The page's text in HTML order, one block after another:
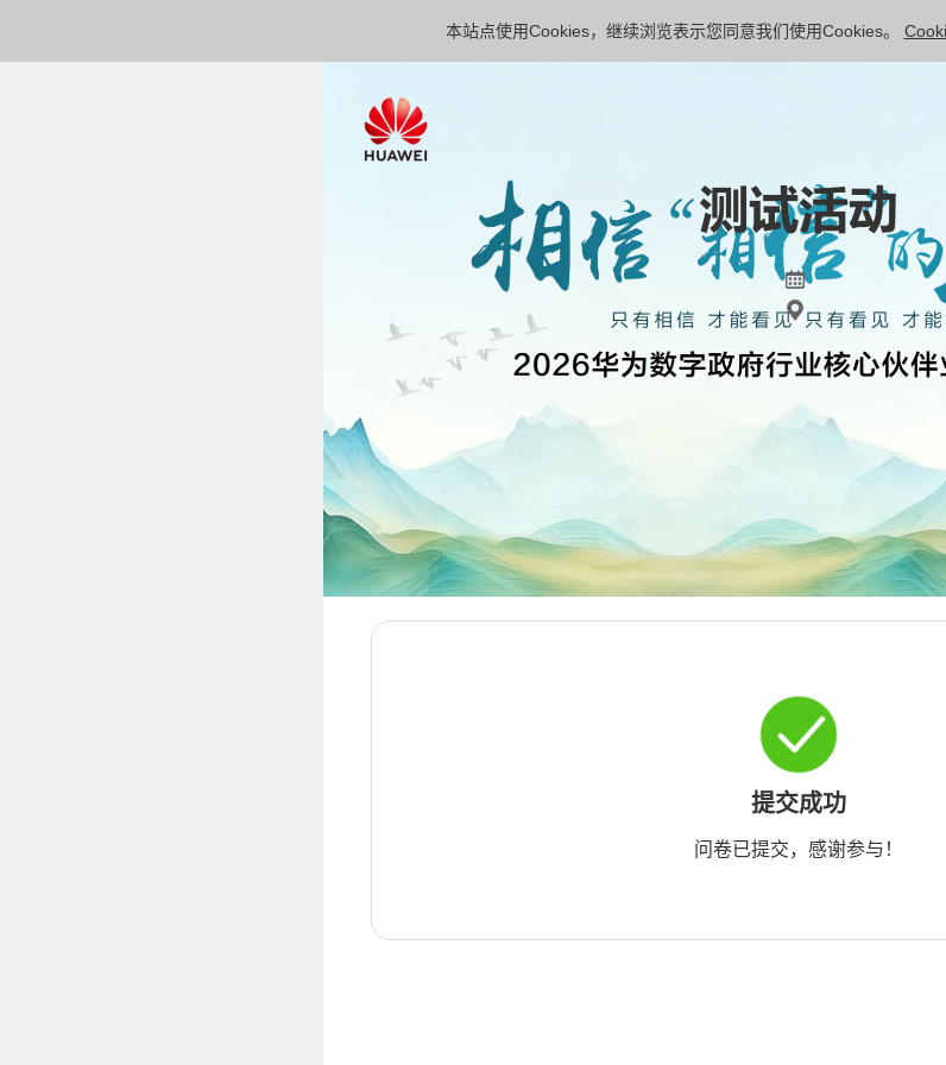
本站点使用Cookies，继续浏览表示您同意我们使用Cookies。
提交成功
问卷已提交，感谢参与！